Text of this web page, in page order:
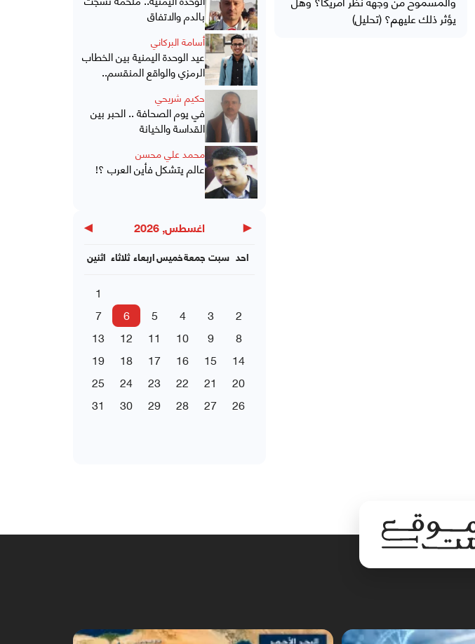
يؤثر ذلك عليهم؟ (تحليل)
بالدم والاتفاق
أسامة البركاني
عيد الوحدة اليمنية بين الخطاب
الرمزي والواقع المنقسم..
حكيم شريحي
في يوم الصحافة .. الحبر بين
القداسة والخيانة
محمد علي محسن
عالم يتشكل فأين العرب ؟!
◀ اغسطس, 2026 ▶
اثنين ثلاثاء اربعاءخميسجمعة سبت احد
1
2
3
4
5
6
7
8
9
10
11
12
13
14
15
16
17
18
19
20
21
22
23
24
25
26
27
28
29
30
31